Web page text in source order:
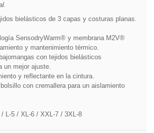
bielásticos de 3 capas y costuras planas.
SensodryWarm® y membrana M2V®
y mantenimiento térmico.
con tejidos bielásticos
un mejor ajuste.
y reflectante en la cintura.
con cremallera para un aislamiento
L-5 / XL-6 / XXL-7 / 3XL-8